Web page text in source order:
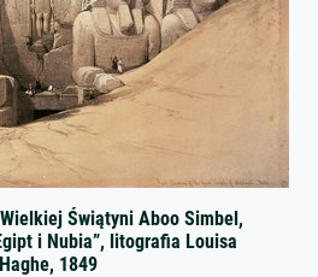
Świątyni Aboo Simbel,
i Nubia”, litografia Louisa
Haghe, 1849